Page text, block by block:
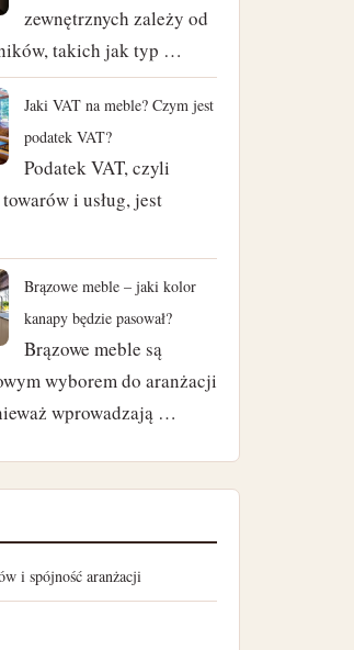
zewnętrznych zależy od
takich jak typ …
Jaki VAT na meble? Czym jest
podatek VAT?
Podatek VAT, czyli
i usług, jest
Brązowe meble – jaki kolor
kanapy będzie pasował?
Brązowe meble są
wyborem do aranżacji
wprowadzają …
i spójność aranżacji